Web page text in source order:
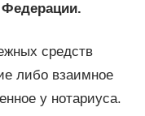
Федерации.
средств
либо взаимное
у нотариуса.